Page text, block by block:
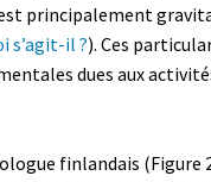
principalement
s’agit-il ?). Ces
dues aux
finlandais (Figure